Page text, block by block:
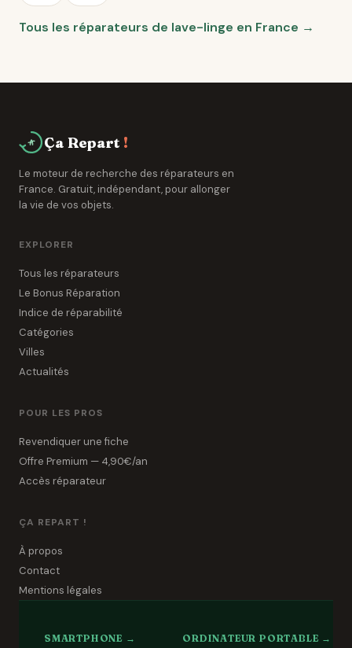
Tous les réparateurs de lave-linge en France →
Ça Repart !
Le moteur de recherche des réparateurs en
France. Gratuit, indépendant, pour allonger
la vie de vos objets.
EXPLORER
Tous les réparateurs
Le Bonus Réparation
Indice de réparabilité
Catégories
Villes
Actualités
POUR LES PROS
Revendiquer une fiche
Offre Premium — 4,90€/an
Accès réparateur
ÇA REPART !
À propos
Contact
Mentions légales
SMARTPHONE → ORDINATEUR PORTABLE →